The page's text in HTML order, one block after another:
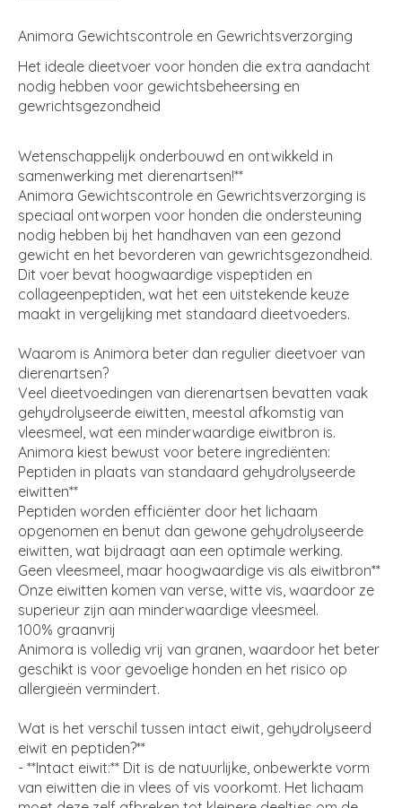
Animora Gewichtscontrole en Gewrichtsverzorging
Het ideale dieetvoer voor honden die extra aandacht
nodig hebben voor gewichtsbeheersing en
gewrichtsgezondheid
Wetenschappelijk onderbouwd en ontwikkeld in
samenwerking met dierenartsen!**
Animora Gewichtscontrole en Gewrichtsverzorging is
speciaal ontworpen voor honden die ondersteuning
nodig hebben bij het handhaven van een gezond
gewicht en het bevorderen van gewrichtsgezondheid.
Dit voer bevat hoogwaardige vispeptiden en
collageenpeptiden, wat het een uitstekende keuze
maakt in vergelijking met standaard dieetvoeders.
Waarom is Animora beter dan regulier dieetvoer van
dierenartsen?
Veel dieetvoedingen van dierenartsen bevatten vaak
gehydrolyseerde eiwitten, meestal afkomstig van
vleesmeel, wat een minderwaardige eiwitbron is.
Animora kiest bewust voor betere ingrediënten:
Peptiden in plaats van standaard gehydrolyseerde
eiwitten**
Peptiden worden efficiënter door het lichaam
opgenomen en benut dan gewone gehydrolyseerde
eiwitten, wat bijdraagt aan een optimale werking.
Geen vleesmeel, maar hoogwaardige vis als eiwitbron**
Onze eiwitten komen van verse, witte vis, waardoor ze
superieur zijn aan minderwaardige vleesmeel.
100% graanvrij
Animora is volledig vrij van granen, waardoor het beter
geschikt is voor gevoelige honden en het risico op
allergieën vermindert.
Wat is het verschil tussen intact eiwit, gehydrolyseerd
eiwit en peptiden?**
- **Intact eiwit:** Dit is de natuurlijke, onbewerkte vorm
van eiwitten die in vlees of vis voorkomt. Het lichaam